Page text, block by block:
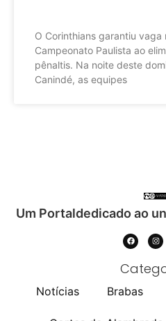
O Corinthians garantiu vaga
Campeonato Paulista ao
pênaltis. Na noite deste
Canindé, as equipes
Um Portaldedicado ao
Notícias Brabas